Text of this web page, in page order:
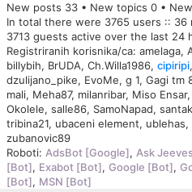
New posts 33 • New topics 0 •
In total there were 3765 users ::
3713 guests active over the last 24
Registriranih korisnika/ca: amelaga,
billybih, BrUDA, Ch.Willa1986, cipiripi,
dzulijano_pike, EvoMe, g 1, Gagi tm
mali, Meha87, milanribar, Miso Ensar,
Okolele, salle86, SamoNapad,
tribina21, ubaceni element, ublehas,
zubanovic89
Roboti: AdsBot [Google], Ask
[Bot], Exabot [Bot], Google [Bot],
[Bot], MSN [Bot]